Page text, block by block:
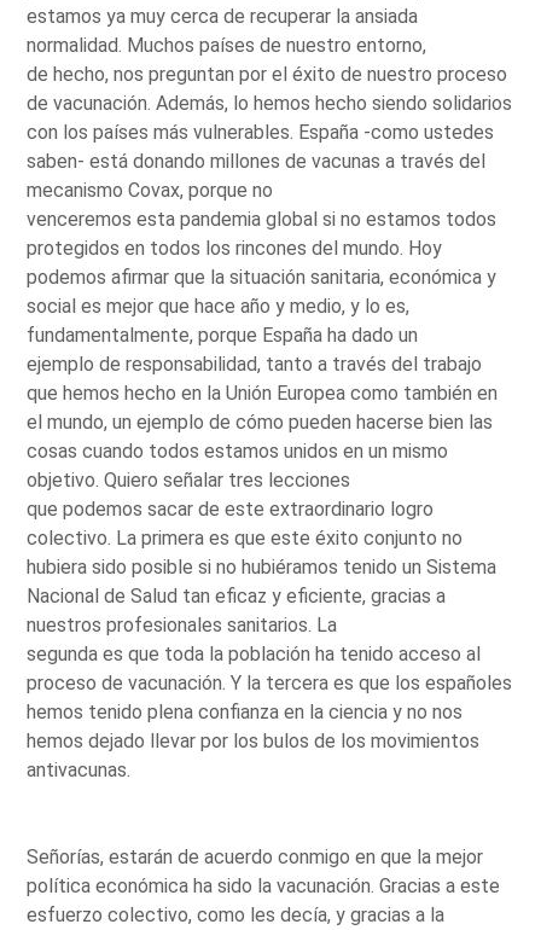
estamos ya muy cerca de recuperar la ansiada
normalidad. Muchos países de nuestro entorno,
de hecho, nos preguntan por el éxito de nuestro proceso
de vacunación. Además, lo hemos hecho siendo solidarios
con los países más vulnerables. España -como ustedes
saben- está donando millones de vacunas a través del
mecanismo Covax, porque no
venceremos esta pandemia global si no estamos todos
protegidos en todos los rincones del mundo. Hoy
podemos afirmar que la situación sanitaria, económica y
social es mejor que hace año y medio, y lo es,
fundamentalmente, porque España ha dado un
ejemplo de responsabilidad, tanto a través del trabajo
que hemos hecho en la Unión Europea como también en
el mundo, un ejemplo de cómo pueden hacerse bien las
cosas cuando todos estamos unidos en un mismo
objetivo. Quiero señalar tres lecciones
que podemos sacar de este extraordinario logro
colectivo. La primera es que este éxito conjunto no
hubiera sido posible si no hubiéramos tenido un Sistema
Nacional de Salud tan eficaz y eficiente, gracias a
nuestros profesionales sanitarios. La
segunda es que toda la población ha tenido acceso al
proceso de vacunación. Y la tercera es que los españoles
hemos tenido plena confianza en la ciencia y no nos
hemos dejado llevar por los bulos de los movimientos
antivacunas.
Señorías, estarán de acuerdo conmigo en que la mejor
política económica ha sido la vacunación. Gracias a este
esfuerzo colectivo, como les decía, y gracias a la